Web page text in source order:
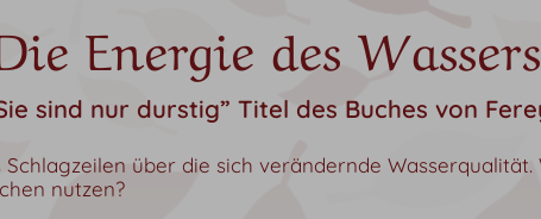
Energie des Wassers
sind nur durstig” Titel des Buches von
über die sich verändernde Wasserqualität.
nutzen?